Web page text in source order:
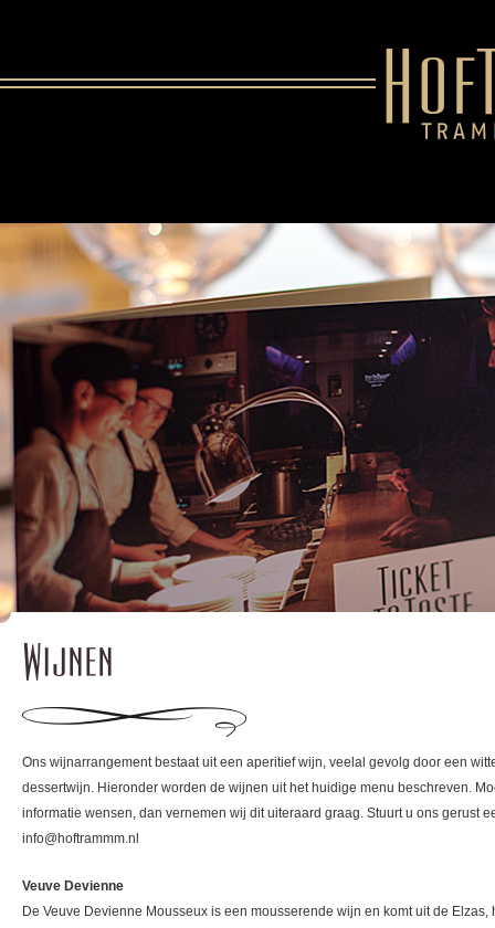
Wijnen
Ons wijnarrangement bestaat uit een aperitief wijn, veelal gevolg door een
dessertwijn. Hieronder worden de wijnen uit het huidige menu beschreven.
informatie wensen, dan vernemen wij dit uiteraard graag. Stuurt u ons gerust
info@hoftrammm.nl
Veuve Devienne
De Veuve Devienne Mousseux is een mousserende wijn en komt uit de Elzas,